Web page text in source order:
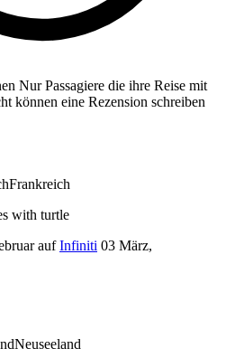
Nur Passagiere die ihre Reise mit
können eine Rezension schreiben
Frankreich
with turtle
aufInfiniti 03 März,
Neuseeland